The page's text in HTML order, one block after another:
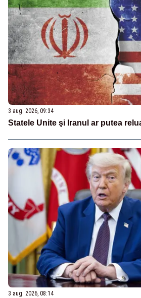
3 aug. 2026, 09:34
Statele Unite şi Iranul ar putea
3 aug. 2026, 08:14